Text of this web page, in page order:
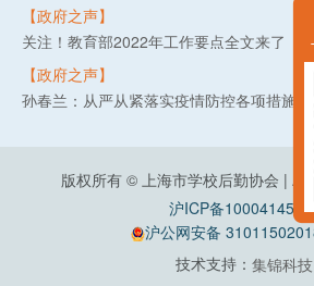
【政府之声】
关注！教育部2022年工作要点全文来了
【政府之声】
版权所有 © 上海市学校后勤协会 |
沪ICP备10004145号
沪公网安备
技术支持： 集锦科技